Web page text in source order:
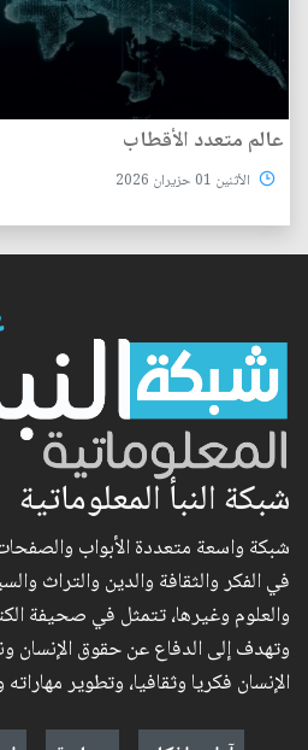
عالم متعدد الأقطاب
الأثنين 01 حزيران 2026
شبكة النبأ المعلوماتية
شبكة واسعة متعددة الأبواب
في الفكر والثقافة والدين والتراث
والعلوم وغيرها، تتمثل في صحيفة
وتهدف إلى الدفاع عن حقوق الإنسان
الإنسان فكريا وثقافيا، وتطوير مهاراته